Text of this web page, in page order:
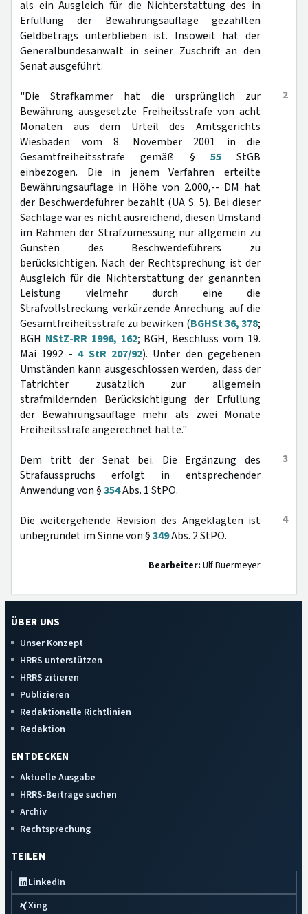
als ein Ausgleich für die Nichterstattung des in
Erfüllung der Bewährungsauflage gezahlten
Geldbetrags unterblieben ist. Insoweit hat der
Generalbundesanwalt in seiner Zuschrift an den
Senat ausgeführt:
2
"Die Strafkammer hat die ursprünglich zur
Bewährung ausgesetzte Freiheitsstrafe von acht
Monaten aus dem Urteil des Amtsgerichts
Wiesbaden vom 8. November 2001 in die
Gesamtfreiheitsstrafe gemäß § 55StGB
einbezogen. Die in jenem Verfahren erteilte
Bewährungsauflage in Höhe von 2.000,-- DM hat
der Beschwerdeführer bezahlt (UA S. 5). Bei dieser
Sachlage war es nicht ausreichend, diesen Umstand
im Rahmen der Strafzumessung nur allgemein zu
Gunsten des Beschwerdeführers zu
berücksichtigen. Nach der Rechtsprechung ist der
Ausgleich für die Nichterstattung der genannten
Leistung vielmehr durch eine die
Strafvollstreckung verkürzende Anrechung auf die
Gesamtfreiheitsstrafe zu bewirken (BGHSt 36, 378;
BGH NStZ-RR 1996, 162; BGH, Beschluss vom 19.
Mai 1992 -4 StR 207/92). Unter den gegebenen
Umständen kann ausgeschlossen werden, dass der
Tatrichter zusätzlich zur allgemein
strafmildernden Berücksichtigung der Erfüllung
der Bewährungsauflage mehr als zwei Monate
Freiheitsstrafe angerechnet hätte."
3
Dem tritt der Senat bei. Die Ergänzung des
Strafausspruchs erfolgt in entsprechender
Anwendung von §354Abs. 1 StPO.
4
Die weitergehende Revision des Angeklagten ist
unbegründet im Sinne von §349Abs. 2 StPO.
Bearbeiter: Ulf Buermeyer
ÜBER UNS
Unser Konzept
HRRS unterstützen
HRRS zitieren
Publizieren
Redaktionelle Richtlinien
Redaktion
ENTDECKEN
Aktuelle Ausgabe
HRRS-Beiträge suchen
Archiv
Rechtsprechung
TEILEN
LinkedIn
Xing